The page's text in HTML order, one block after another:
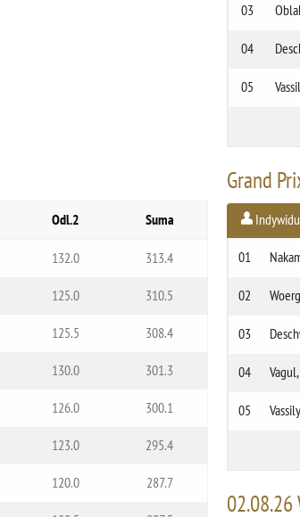
Odl.2 Suma
132.0 313.4
125.0 310.5
125.5 308.4
130.0 301.3
126.0 300.1
123.0 295.4
120.0 287.7
03
04
05
Grand
01
02
03
04
05
02.08.26